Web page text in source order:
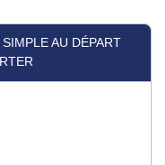
AU DÉPART